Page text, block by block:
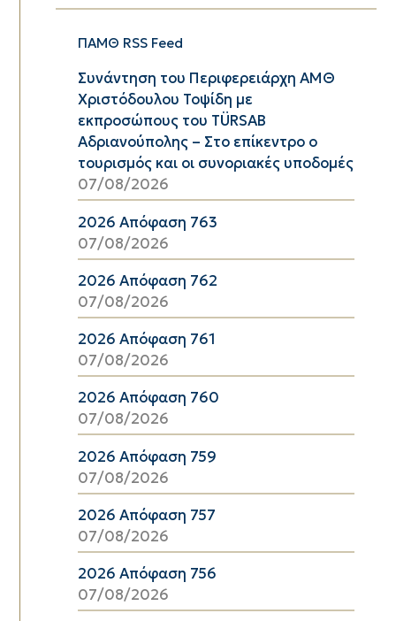
ΠΑΜΘ RSS Feed
Συνάντηση του Περιφερειάρχη ΑΜΘ
Χριστόδουλου Τοψίδη με
εκπροσώπους του TÜRSAB
Αδριανούπολης – Στο επίκεντρο ο
τουρισμός και οι συνοριακές υποδομές
07/08/2026
2026 Απόφαση 763
07/08/2026
2026 Απόφαση 762
07/08/2026
2026 Απόφαση 761
07/08/2026
2026 Απόφαση 760
07/08/2026
2026 Απόφαση 759
07/08/2026
2026 Απόφαση 757
07/08/2026
2026 Απόφαση 756
07/08/2026